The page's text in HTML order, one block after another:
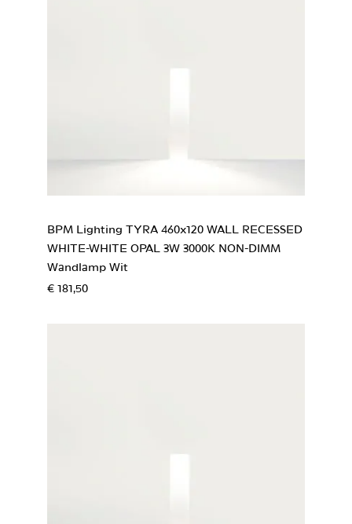
BPM Lighting TYRA 460x120 WALL RECESSED
WHITE-WHITE OPAL 3W 3000K NON-DIMM
Wandlamp Wit
€ 181,50